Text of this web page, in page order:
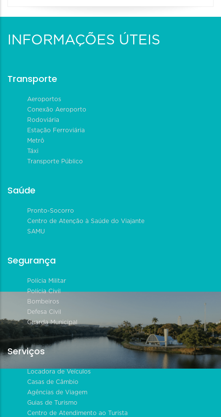
INFORMAÇÕES ÚTEIS
Transporte
Aeroportos
Conexão Aeroporto
Rodoviária
Estação Ferroviária
Metrô
Táxi
Transporte Público
Saúde
Pronto-Socorro
Centro de Atenção à Saúde do Viajante
SAMU
Segurança
Polícia Militar
Polícia Civil
Bombeiros
Defesa Civil
Guarda Municipal
Serviços
Locadora de Veículos
Casas de Câmbio
Agências de Viagem
Guias de Turismo
Centro de Atendimento ao Turista